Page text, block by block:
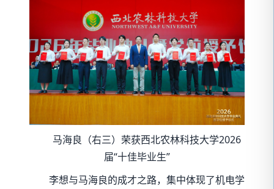
马海良（右三）荣获西北农林科技大学2026
届“十佳毕业生”
李想与马海良的成才之路，集中体现了机电学